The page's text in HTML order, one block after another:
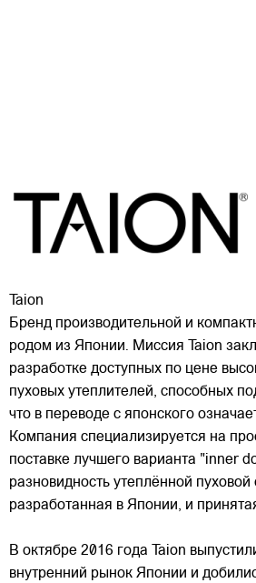
Taion
Бренд производительной и
родом из Японии. Миссия Taion
разработке доступных по цене
пуховых утеплителей, способных
что в переводе с японского
Компания специализируется на
поставке лучшего варианта "inner
разновидность утеплённой
разработанная в Японии, и
В октябре 2016 года Taion
внутренний рынок Японии и